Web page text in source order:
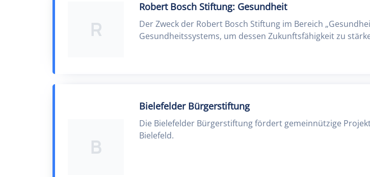
R
Robert Bosch Stiftung: Gesundheit
Der Zweck der Robert Bosch Stiftung im Bereich
Gesundheitssystems, um dessen Zukunftsfähigkeit zu
B
Bielefelder Bürgerstiftung
Die Bielefelder Bürgerstiftung fördert gemeinnützige
Bielefeld.